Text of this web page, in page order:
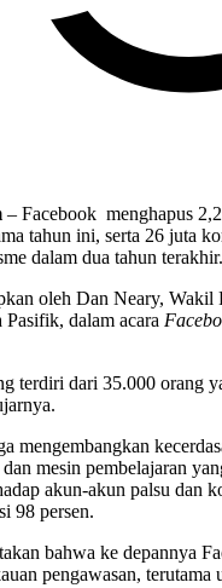
– Facebook menghapus
tahun ini, serta 26 juta
dalam dua tahun terakhir.
oleh Dan Neary, Wakil
dalam acara
terdiri dari 35.000 orang
mengembangkan
mesin pembelajaran
akun-akun palsu dan
98 persen.
bahwa ke depannya
pengawasan, terutama